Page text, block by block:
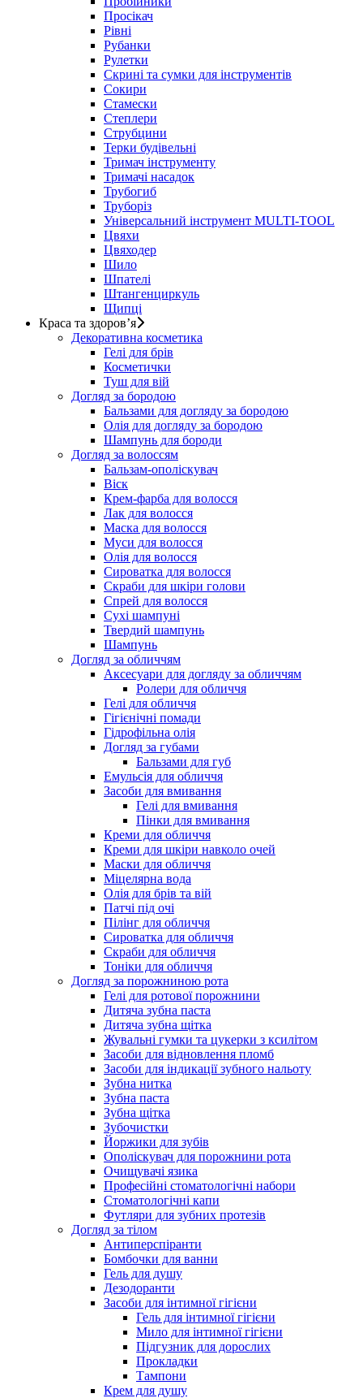
Просікач
Рівні
Рубанки
Рулетки
Скрині та сумки для інструментів
Сокири
Стамески
Степлери
Струбцини
Терки будівельні
Тримач інструменту
Тримачі насадок
Трубогиб
Труборіз
Універсальний інструмент MULTI-TOOL
Цвяхи
Цвяходер
Шило
Шпателі
Штангенциркуль
Щипці
Краса та здоров’я
Декоративна косметика
Гелі для брів
Косметички
Туш для вій
Догляд за бородою
Бальзами для догляду за бородою
Олія для догляду за бородою
Шампунь для бороди
Догляд за волоссям
Бальзам-ополіскувач
Віск
Крем-фарба для волосся
Лак для волосся
Маска для волосся
Муси для волосся
Олія для волосся
Сироватка для волосся
Скраби для шкіри голови
Спрей для волосся
Сухі шампуні
Твердий шампунь
Шампунь
Догляд за обличчям
Аксесуари для догляду за обличчям
Ролери для обличчя
Гелі для обличчя
Гігієнічні помади
Гідрофільна олія
Догляд за губами
Бальзами для губ
Емульсія для обличчя
Засоби для вмивання
Гелі для вмивання
Пінки для вмивання
Креми для обличчя
Креми для шкіри навколо очей
Маски для обличчя
Міцелярна вода
Олія для брів та вій
Патчі під очі
Пілінг для обличчя
Сироватка для обличчя
Скраби для обличчя
Тоніки для обличчя
Догляд за порожниною рота
Гелі для ротової порожнини
Дитяча зубна паста
Дитяча зубна щітка
Жувальні гумки та цукерки з ксилітом
Засоби для відновлення пломб
Засоби для індикації зубного нальоту
Зубна нитка
Зубна паста
Зубна щітка
Зубочистки
Йоржики для зубів
Ополіскувач для порожнини рота
Очищувачі язика
Професійні стоматологічні набори
Стоматологічні капи
Футляри для зубних протезів
Догляд за тілом
Антиперспіранти
Бомбочки для ванни
Гель для душу
Дезодоранти
Засоби для інтимної гігієни
Гель для інтимної гігієни
Мило для інтимної гігієни
Підгузник для дорослих
Прокладки
Тампони
Крем для душу